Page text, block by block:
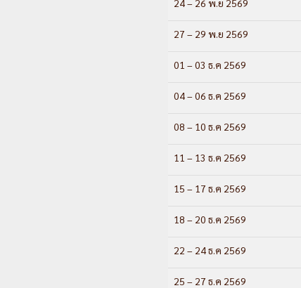
24 – 26 พ.ย 2569
27 – 29 พ.ย 2569
01 – 03 ธ.ค 2569
04 – 06 ธ.ค 2569
08 – 10 ธ.ค 2569
11 – 13 ธ.ค 2569
15 – 17 ธ.ค 2569
18 – 20 ธ.ค 2569
22 – 24 ธ.ค 2569
25 – 27 ธ.ค 2569